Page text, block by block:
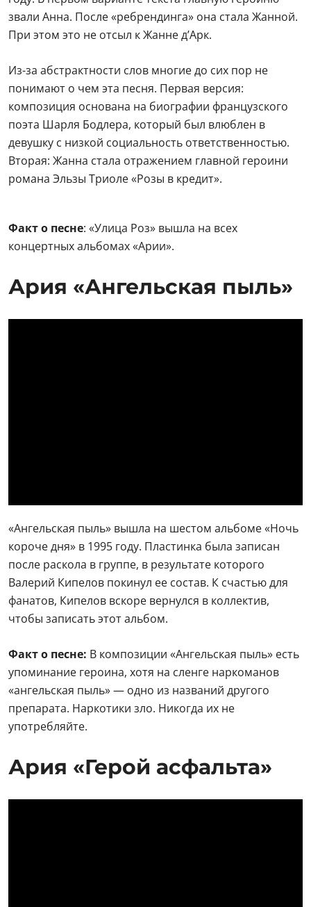
звали Анна. После «ребрендинга» она стала Жанной.
При этом это не отсыл к Жанне д’Арк.
Из-за абстрактности слов многие до сих пор не
понимают о чем эта песня. Первая версия:
композиция основана на биографии французского
поэта Шарля Бодлера, который был влюблен в
девушку с низкой социальность ответственностью.
Вторая: Жанна стала отражением главной героини
романа Эльзы Триоле «Розы в кредит».
Факт о песне: «Улица Роз» вышла на всех
концертных альбомах «Арии».
Ария «Ангельская пыль»
«Ангельская пыль» вышла на шестом альбоме «Ночь
короче дня» в 1995 году. Пластинка была записан
после раскола в группе, в результате которого
Валерий Кипелов покинул ее состав. К счастью для
фанатов, Кипелов вскоре вернулся в коллектив,
чтобы записать этот альбом.
Факт о песне: В композиции «Ангельская пыль» есть
упоминание героина, хотя на сленге наркоманов
«ангельская пыль» — одно из названий другого
препарата. Наркотики зло. Никогда их не
употребляйте.
Ария «Герой асфальта»